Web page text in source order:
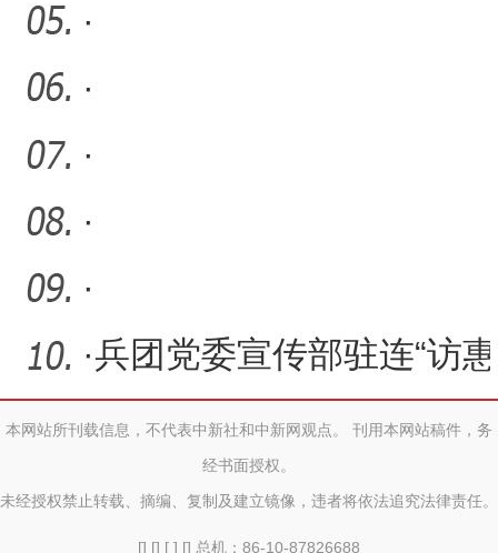
·
·
·
·
·
·兵团党委宣传部驻连“访惠
聚”工作队：主题党日活
本网站所刊载信息，不代表中新社和中新网观点。 刊用本网站稿件，务
经书面授权。
未经授权禁止转载、摘编、复制及建立镜像，违者将依法追究法律责任。
[] [] [ ] [] 总机：86-10-87826688